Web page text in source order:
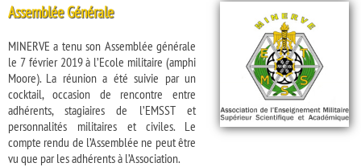
Assemblée Générale
MINERVE a tenu son Assemblée générale
le 7 février 2019 à l’Ecole militaire (amphi
Moore). La réunion a été suivie par un
cocktail, occasion de rencontre entre
adhérents, stagiaires de l’EMSST et
personnalités militaires et civiles. Le
compte rendu de l’Assemblée ne peut être
vu que par les adhérents à l’Association.